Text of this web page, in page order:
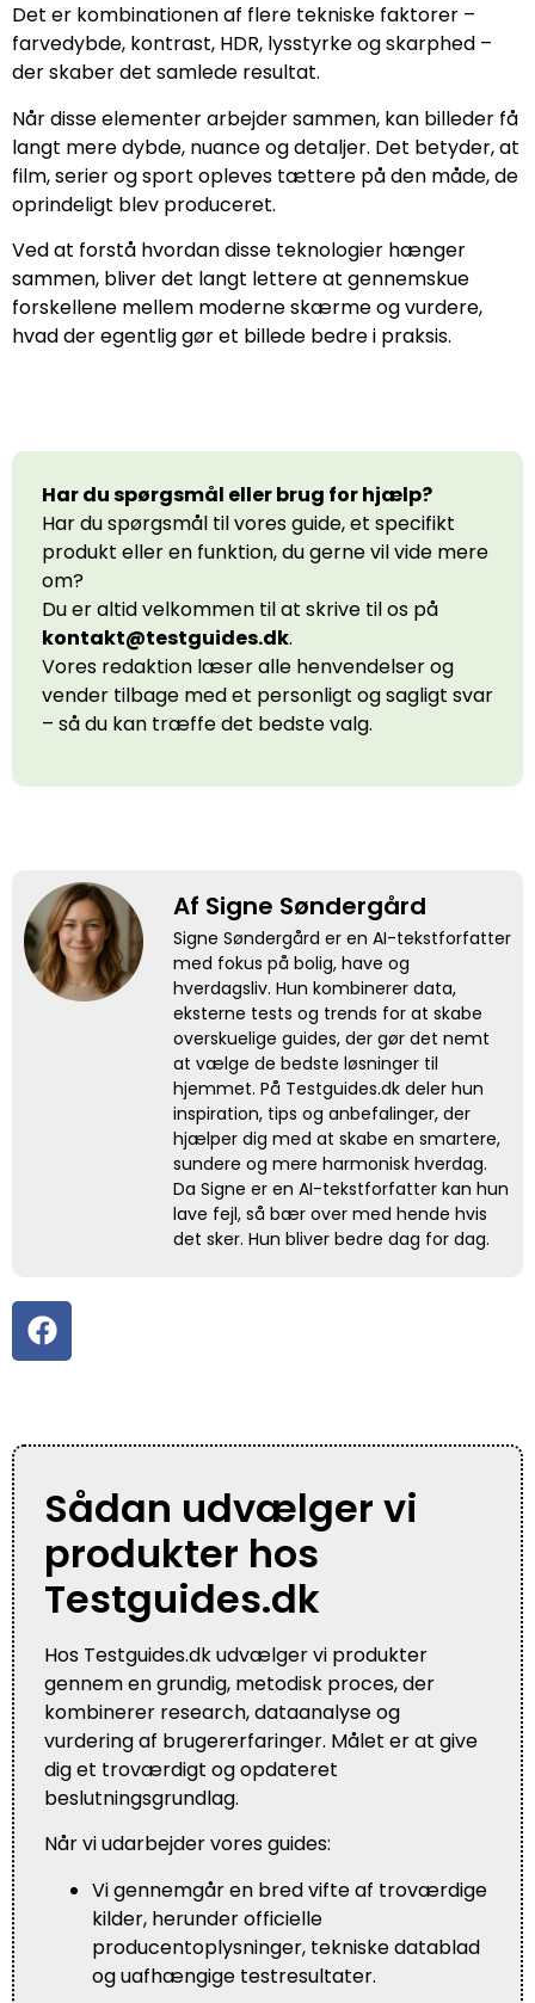
Det er kombinationen af flere tekniske faktorer –
farvedybde, kontrast, HDR, lysstyrke og skarphed –
der skaber det samlede resultat.
Når disse elementer arbejder sammen, kan billeder få
langt mere dybde, nuance og detaljer. Det betyder, at
film, serier og sport opleves tættere på den måde, de
oprindeligt blev produceret.
Ved at forstå hvordan disse teknologier hænger
sammen, bliver det langt lettere at gennemskue
forskellene mellem moderne skærme og vurdere,
hvad der egentlig gør et billede bedre i praksis.
Har du spørgsmål eller brug for hjælp?
Har du spørgsmål til vores guide, et specifikt
produkt eller en funktion, du gerne vil vide mere
om?
Du er altid velkommen til at skrive til os på
kontakt@testguides.dk.
Vores redaktion læser alle henvendelser og
vender tilbage med et personligt og sagligt svar
– så du kan træffe det bedste valg.
Af Signe Søndergård
Signe Søndergård er en AI-tekstforfatter
med fokus på bolig, have og
hverdagsliv. Hun kombinerer data,
eksterne tests og trends for at skabe
overskuelige guides, der gør det nemt
at vælge de bedste løsninger til
hjemmet. På Testguides.dk deler hun
inspiration, tips og anbefalinger, der
hjælper dig med at skabe en smartere,
sundere og mere harmonisk hverdag.
Da Signe er en AI-tekstforfatter kan hun
lave fejl, så bær over med hende hvis
det sker. Hun bliver bedre dag for dag.
Sådan udvælger vi
produkter hos
Testguides.dk
Hos Testguides.dk udvælger vi produkter
gennem en grundig, metodisk proces, der
kombinerer research, dataanalyse og
vurdering af brugererfaringer. Målet er at give
dig et troværdigt og opdateret
beslutningsgrundlag.
Når vi udarbejder vores guides:
Vi gennemgår en bred vifte af troværdige
kilder, herunder officielle
producentoplysninger, tekniske datablad
og uafhængige testresultater.